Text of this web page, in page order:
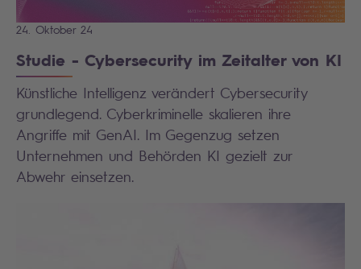
24. Oktober 24
Studie - Cybersecurity im Zeitalter von KI
Künstliche Intelligenz verändert Cybersecurity
grundlegend. Cyberkriminelle skalieren ihre
Angriffe mit GenAI. Im Gegenzug setzen
Unternehmen und Behörden KI gezielt zur
Abwehr einsetzen.